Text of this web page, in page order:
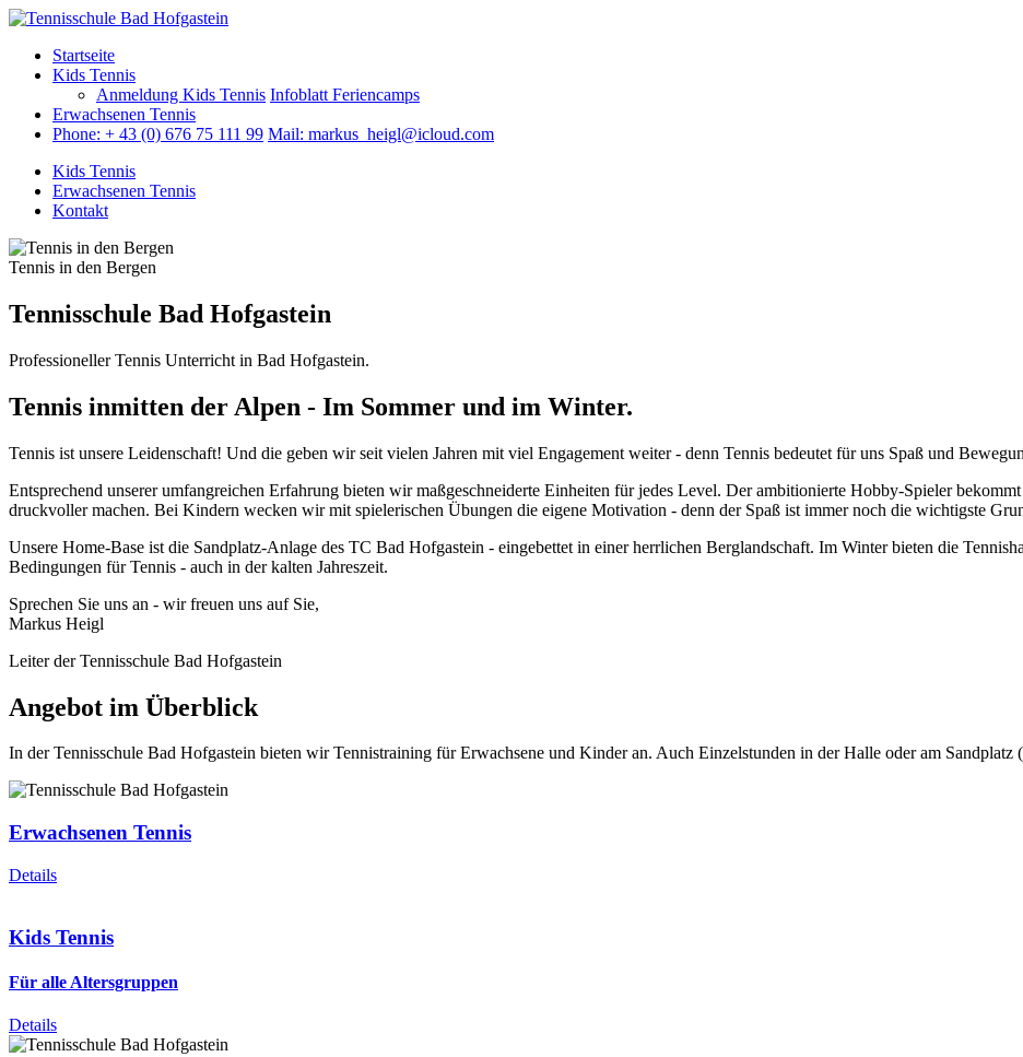
Direkt zum Inhalt
Startseite
Kids Tennis
Anmeldung Kids Tennis Infoblatt Feriencamps
Erwachsenen Tennis
Phone: + 43 (0) 676 75 111 99 Mail: markus_heigl@icloud.com
Kids Tennis
Erwachsenen Tennis
Kontakt
Tennis in den Bergen
Tennisschule Bad Hofgastein
Professioneller Tennis Unterricht in Bad Hofgastein.
Tennis inmitten der Alpen - Im Sommer und im Winter.
Tennis ist unsere Leidenschaft! Und die geben wir seit vielen Jahren mit viel Engagement weiter - denn Tennis bedeutet für uns Spaß und
Entsprechend unserer umfangreichen Erfahrung bieten wir maßgeschneiderte Einheiten für jedes Level. Der ambitionierte Hobby-Spieler
druckvoller machen. Bei Kindern wecken wir mit spielerischen Übungen die eigene Motivation - denn der Spaß ist immer noch die wichtigste
Unsere Home-Base ist die Sandplatz-Anlage des TC Bad Hofgastein - eingebettet in einer herrlichen Berglandschaft. Im Winter bieten die
Bedingungen für Tennis - auch in der kalten Jahreszeit.
Sprechen Sie uns an - wir freuen uns auf Sie,
Markus Heigl
Leiter der Tennisschule Bad Hofgastein
Angebot im Überblick
In der Tennisschule Bad Hofgastein bieten wir Tennistraining für Erwachsene und Kinder an. Auch Einzelstunden in der Halle oder am Sandplatz
Erwachsenen Tennis
Details
Kids Tennis
Für alle Altersgruppen
Details